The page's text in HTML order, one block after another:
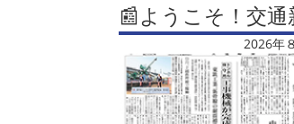
📰ようこそ！交通
2026年